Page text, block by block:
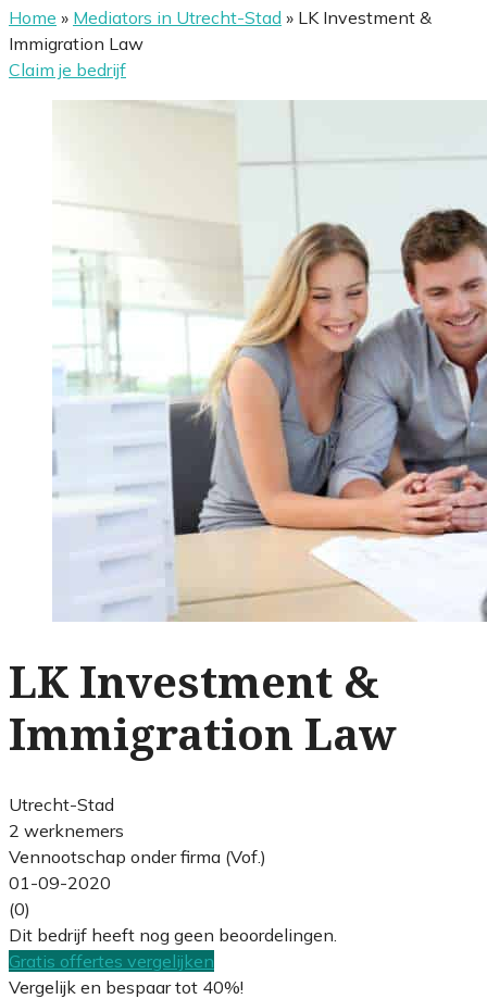
Home » Mediators in Utrecht-Stad » LK Investment &
Immigration Law
Claim je bedrijf
LK Investment &
Immigration Law
Utrecht-Stad
2 werknemers
Vennootschap onder firma (Vof.)
01-09-2020
(0)
Dit bedrijf heeft nog geen beoordelingen.
Gratis offertes vergelijken
Vergelijk en bespaar tot 40%!